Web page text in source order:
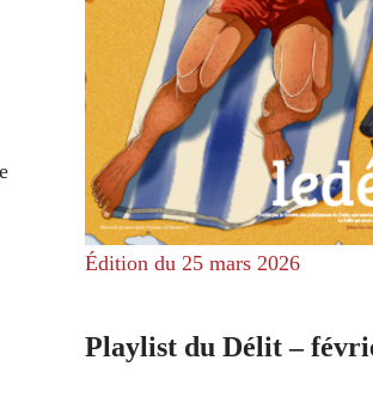
Édition du 25 mars 2026
Playlist du Délit –